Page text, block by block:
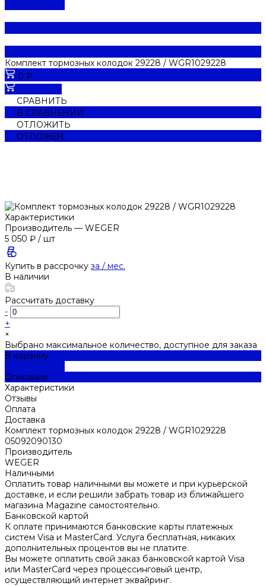
Комплект тормозных колодок 29228 / WGR1029228
0 ₽
СРАВНИТЬ
В СРАВНЕНИИ
ОТЛОЖИТЬ
ОТЛОЖЕН
Характеристики
Производитель — WEGER
5 050 ₽ / шт
Купить в рассрочку за / мес.
В наличии
Рассчитать доставку
-
+
×
Выбрано максимальное количество, доступное для заказа
В корзину
Описание
Характеристики
Отзывы
Оплата
Доставка
Комплект тормозных колодок 29228 / WGR1029228
05092090130
Производитель
WEGER
Наличными
Оплатить товар наличными вы можете и при курьерской
доставке, и если решили забрать товар из ближайшего
магазина Magazine самоcтоятельно.
Банковской картой
К оплате принимаются банковские карты платежных
систем Visa и MasterCard. Услуга бесплатная, никаких
дополнительных процентов вы не платите.
Вы можете оплатить свой заказ банковской картой Visa
или MasterCard через процессинговый центр,
осуществляющий интернет эквайринг.